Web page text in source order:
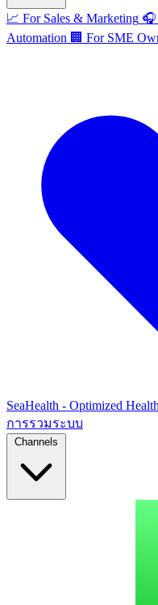
📈 For Sales & Marketing 🎧
Automation 🏢 For SME
SeaHealth - Optimized
การรวมระบบ
Channels